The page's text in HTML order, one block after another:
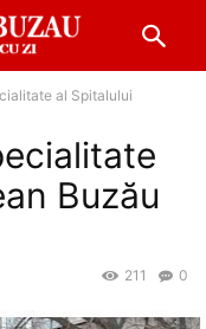
al Spitalului
Buzău
0
211